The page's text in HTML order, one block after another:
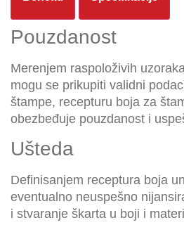
Pouzdanost
Merenjem raspoloživih
mogu se prikupiti validni
štampe, recepturu boja za
obezbeđuje pouzdanost i
Ušteda
Definisanjem receptura boja
eventualno neuspešno
i stvaranje škarta u boji i